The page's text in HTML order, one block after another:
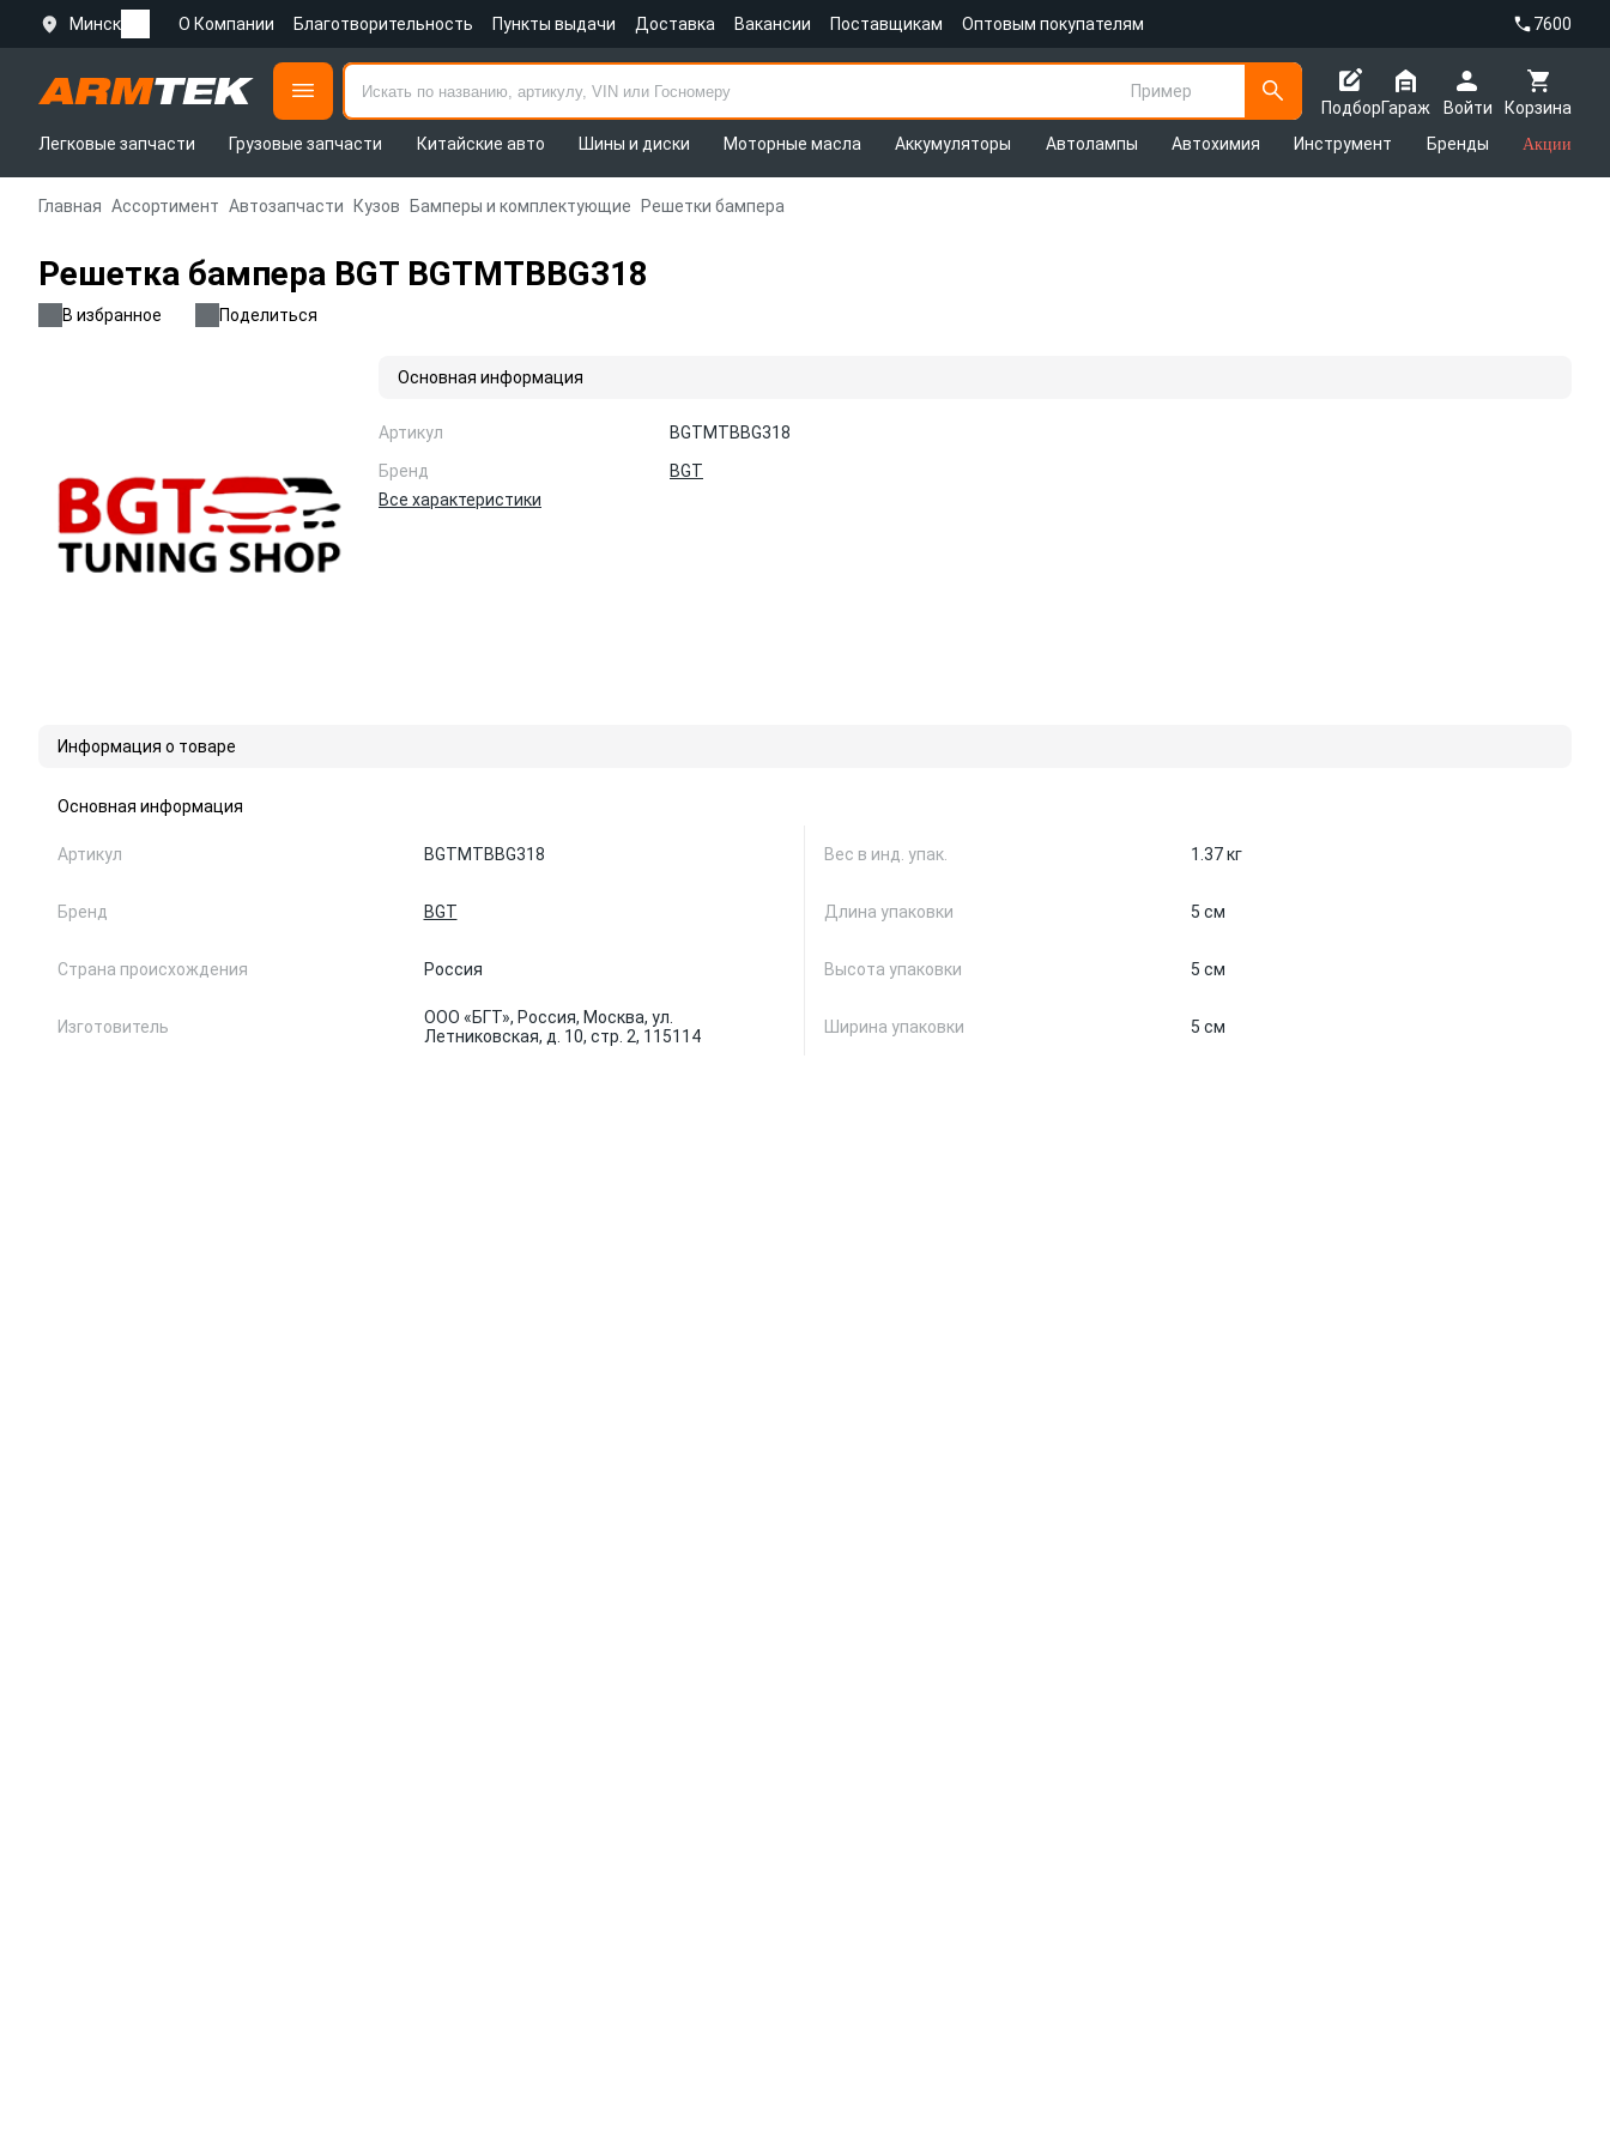
Минск О Компании Благотворительность Пункты выдачи Доставка Вакансии Поставщикам Оптовым покупателям 7600
Пример
Подбор
Корзина
Гараж
Войти
Легковые запчасти
Грузовые запчасти Китайские авто Шины и диски Моторные масла Аккумуляторы Автолампы Автохимия Инструмент Бренды Акции
Главная Ассортимент Автозапчасти Кузов Бамперы и комплектующие Решетки бампера
Решетка бампера BGT BGTMTBBG318
В избранное Поделиться
Основная информация
Артикул
BGTMTBBG318
Бренд
BGT
Все характеристики
Информация о товаре
Основная информация
Артикул BGTMTBBG318
Бренд BGT
Страна происхождения Россия
Изготовитель
ООО «БГТ», Россия, Москва, ул.
Летниковская, д. 10, стр. 2, 115114
Вес в инд. упак. 1.37 кг
Длина упаковки 5 см
Высота упаковки 5 см
Ширина упаковки 5 см